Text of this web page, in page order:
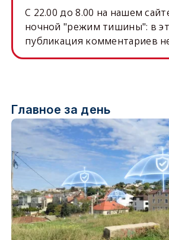
C 22.00 до 8.00 на нашем
ночной "режим тишины": в
публикация комментариев
Главное за день